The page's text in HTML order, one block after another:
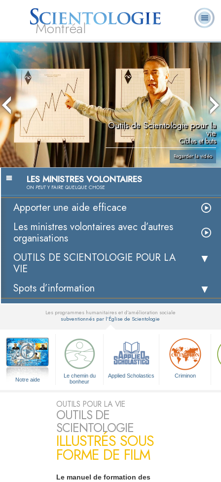
Montréal
L. Ron Hubbard
Qu’est-ce que la
Scientologie ?
Ministres
volontaires
Foire aux
questions
Livres
Outils de Scientologie pour la
vie
Cibles et buts
Regarder la vidéo
LES MINISTRES VOLONTAIRES
ON PEUTY FAIRE QUELQUE CHOSE
Apporter une aide efficace
Les ministres volontaires avec d’autres
organisations
OUTILS DE SCIENTOLOGIE POUR LA
VIE
Spots d’information
Les programmes humanitaires et d’amélioration sociale
subventionnés par l’Église de Scientologie
Notre aide
Le chemin du
bonheur
Applied Scholastics Criminon
OUTILS POUR LA VIE
OUTILS DE
SCIENTOLOGIE
ILLUSTRÉS SOUS
FORME DE FILM
Le manuel de formation des